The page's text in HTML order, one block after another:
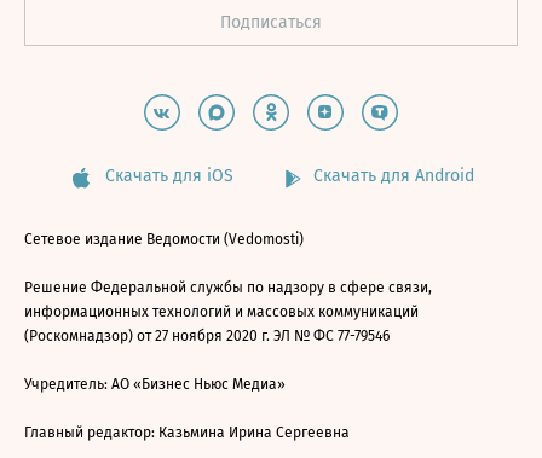
Скачать для iOS Скачать для Android
Сетевое издание Ведомости (Vedomosti)
Решение Федеральной службы по надзору в сфере связи,
информационных технологий и массовых коммуникаций
(Роскомнадзор) от 27 ноября 2020 г. ЭЛ № ФС 77-79546
Учредитель: АО «Бизнес Ньюс Медиа»
Главный редактор: Казьмина Ирина Сергеевна